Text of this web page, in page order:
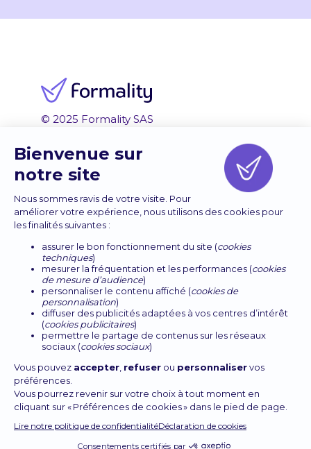
© 2025 Formality SAS
Découvrir Formality
Démo interactive
Cas d'usages
Sécurité
Presse
À propos
Politique de Confidentialité
Mentions Légales
Carrières